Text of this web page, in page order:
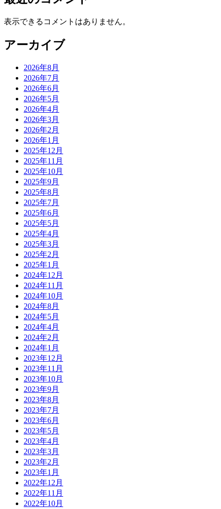
表示できるコメントはありません。
アーカイブ
2026年8月
2026年7月
2026年6月
2026年5月
2026年4月
2026年3月
2026年2月
2026年1月
2025年12月
2025年11月
2025年10月
2025年9月
2025年8月
2025年7月
2025年6月
2025年5月
2025年4月
2025年3月
2025年2月
2025年1月
2024年12月
2024年11月
2024年10月
2024年8月
2024年5月
2024年4月
2024年2月
2024年1月
2023年12月
2023年11月
2023年10月
2023年9月
2023年8月
2023年7月
2023年6月
2023年5月
2023年4月
2023年3月
2023年2月
2023年1月
2022年12月
2022年11月
2022年10月